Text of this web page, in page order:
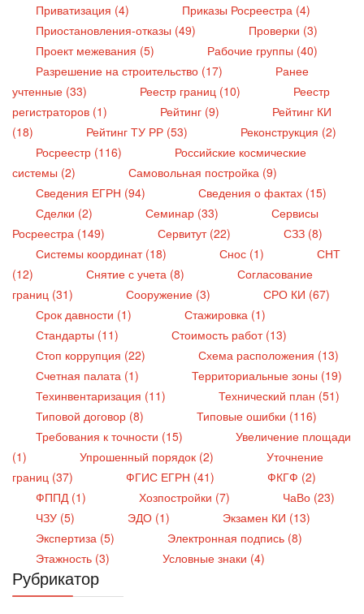
Приватизация (4)
Приказы Росреестра (4)
Приостановления-отказы (49)
Проверки (3)
Проект межевания (5)
Рабочие группы (40)
Разрешение на строительство (17)
Ранее
учтенные (33)
Реестр границ (10)
Реестр
регистраторов (1)
Рейтинг (9)
Рейтинг КИ
(18)
Рейтинг ТУ РР (53)
Реконструкция (2)
Росреестр (116)
Российские космические
системы (2)
Самовольная постройка (9)
Сведения ЕГРН (94)
Сведения о фактах (15)
Сделки (2)
Семинар (33)
Сервисы
Росреестра (149)
Сервитут (22)
СЗЗ (8)
Системы координат (18)
Снос (1)
СНТ
(12)
Снятие с учета (8)
Согласование
границ (31)
Сооружение (3)
СРО КИ (67)
Срок давности (1)
Стажировка (1)
Стандарты (11)
Стоимость работ (13)
Стоп коррупция (22)
Схема расположения (13)
Счетная палата (1)
Территориальные зоны (19)
Техинвентаризация (11)
Технический план (51)
Типовой договор (8)
Типовые ошибки (116)
Требования к точности (15)
Увеличение площади
(1)
Упрошенный порядок (2)
Уточнение
границ (37)
ФГИС ЕГРН (41)
ФКГФ (2)
ФППД (1)
Хозпостройки (7)
ЧаВо (23)
ЧЗУ (5)
ЭДО (1)
Экзамен КИ (13)
Экспертиза (5)
Электронная подпись (8)
Этажность (3)
Условные знаки (4)
Рубрикатор